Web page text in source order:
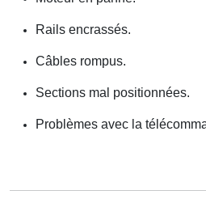
Rails encrassés.
Câbles rompus.
Sections mal positionnées.
Problèmes avec la